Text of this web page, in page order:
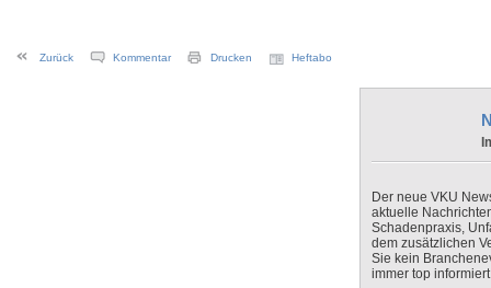
Zurück Kommentar Drucken Heftabo
Der neue VKU
aktuelle
Schadenpraxis,
dem zusätzlichen
Sie kein
immer top